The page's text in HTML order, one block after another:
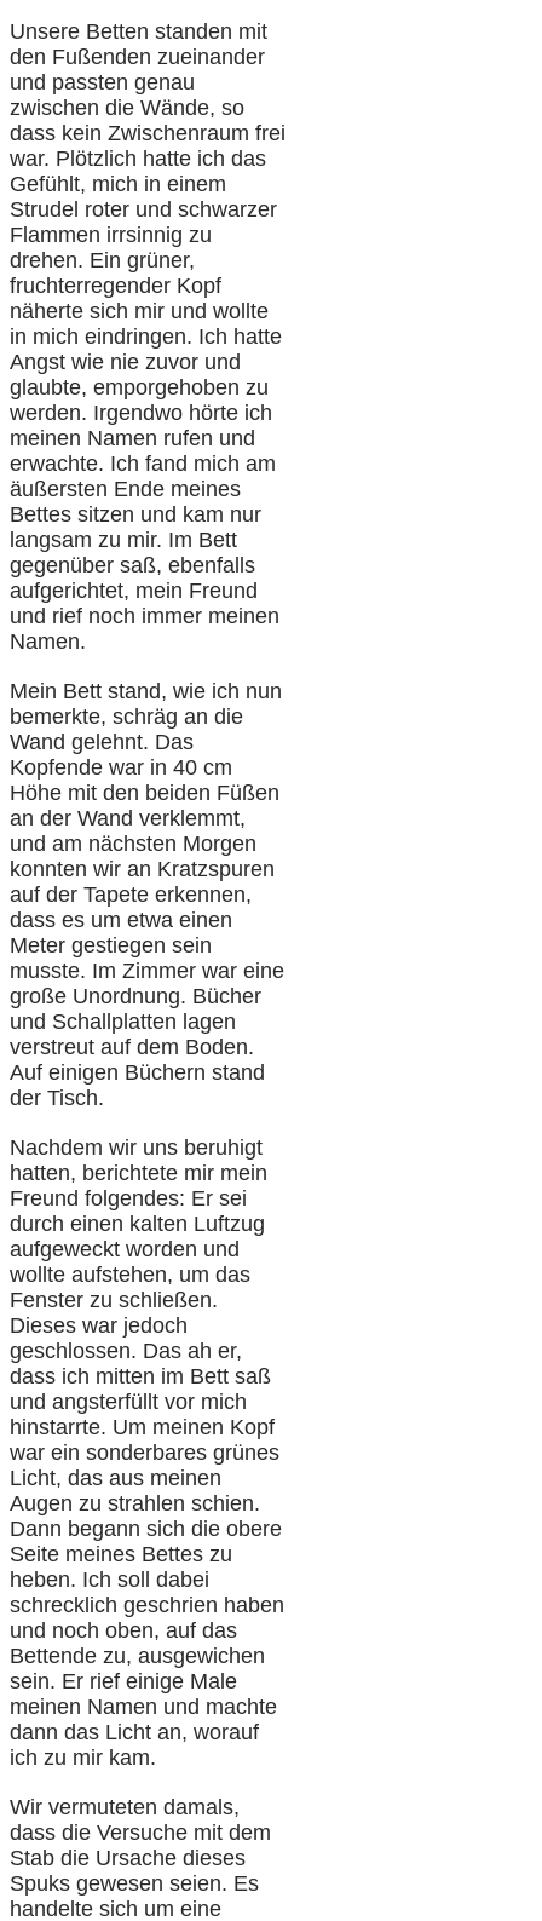
Unsere Betten standen mit
den Fußenden zueinander
und passten genau
zwischen die Wände, so
dass kein Zwischenraum frei
war. Plötzlich hatte ich das
Gefühlt, mich in einem
Strudel roter und schwarzer
Flammen irrsinnig zu
drehen. Ein grüner,
fruchterregender Kopf
näherte sich mir und wollte
in mich eindringen. Ich hatte
Angst wie nie zuvor und
glaubte, emporgehoben zu
werden. Irgendwo hörte ich
meinen Namen rufen und
erwachte. Ich fand mich am
äußersten Ende meines
Bettes sitzen und kam nur
langsam zu mir. Im Bett
gegenüber saß, ebenfalls
aufgerichtet, mein Freund
und rief noch immer meinen
Namen.
Mein Bett stand, wie ich nun
bemerkte, schräg an die
Wand gelehnt. Das
Kopfende war in 40 cm
Höhe mit den beiden Füßen
an der Wand verklemmt,
und am nächsten Morgen
konnten wir an Kratzspuren
auf der Tapete erkennen,
dass es um etwa einen
Meter gestiegen sein
musste. Im Zimmer war eine
große Unordnung. Bücher
und Schallplatten lagen
verstreut auf dem Boden.
Auf einigen Büchern stand
der Tisch.
Nachdem wir uns beruhigt
hatten, berichtete mir mein
Freund folgendes: Er sei
durch einen kalten Luftzug
aufgeweckt worden und
wollte aufstehen, um das
Fenster zu schließen.
Dieses war jedoch
geschlossen. Das ah er,
dass ich mitten im Bett saß
und angsterfüllt vor mich
hinstarrte. Um meinen Kopf
war ein sonderbares grünes
Licht, das aus meinen
Augen zu strahlen schien.
Dann begann sich die obere
Seite meines Bettes zu
heben. Ich soll dabei
schrecklich geschrien haben
und noch oben, auf das
Bettende zu, ausgewichen
sein. Er rief einige Male
meinen Namen und machte
dann das Licht an, worauf
ich zu mir kam.
Wir vermuteten damals,
dass die Versuche mit dem
Stab die Ursache dieses
Spuks gewesen seien. Es
handelte sich um eine